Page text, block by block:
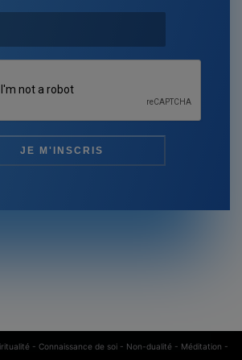
- Connaissance de soi - Non-dualité - Méditation -